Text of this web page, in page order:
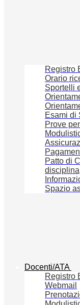
Registro
Orario
Sportelli
Esami di
Prove
Patto di
disciplina
Spazio
Docenti/ATA
Registro
Webmail